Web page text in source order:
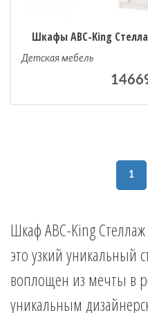
Шкафы ABC-King
Детская мебель
1
Шкаф ABC-King
это узкий уникальный
воплощен из мечты в
уникальным